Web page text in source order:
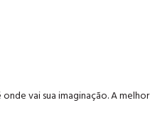
vai sua imaginação. A melhor